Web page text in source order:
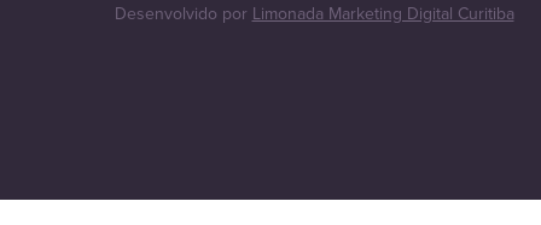
Desenvolvido porLimonada Marketing Digital Curitiba